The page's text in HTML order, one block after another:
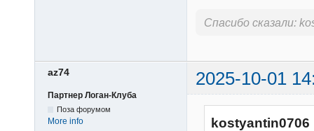
Спасибо сказали:
az74 2025-10-01
Партнер Логан-Клуба
Поза форумом
More info
kostyantin0706